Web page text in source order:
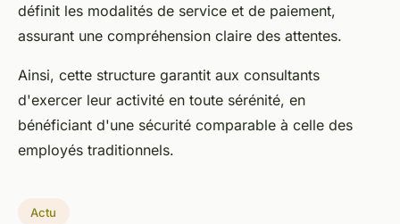
définit les modalités de service et de paiement,
assurant une compréhension claire des attentes.
Ainsi, cette structure garantit aux consultants
d'exercer leur activité en toute sérénité, en
bénéficiant d'une sécurité comparable à celle des
employés traditionnels.
Actu